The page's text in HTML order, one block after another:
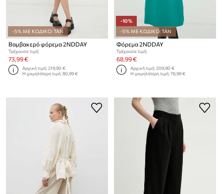
-5% ΜΕ ΚΩΔΙΚΟ: TAN
Βαμβακερό φόρεμα 2NDDAY
Τρέχουσα τιμή:
73,99 €
Αρχική τιμή:219,90 €
Η χαμηλότερη τιμή:80,99 €
-10%
-5% ΜΕ ΚΩΔΙΚΟ: TAN
Φόρεμα 2NDDAY
Τρέχουσα τιμή:
68,99 €
Αρχική τιμή:209,90 €
Η χαμηλότερη τιμή:76,99 €